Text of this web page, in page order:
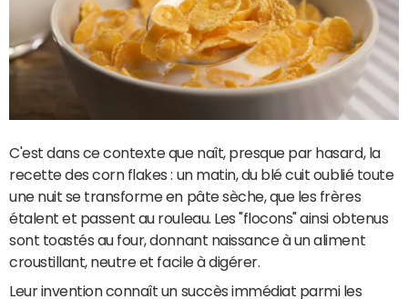
C'est dans ce contexte que naît, presque par hasard, la
recette des corn flakes : un matin, du blé cuit oublié toute
une nuit se transforme en pâte sèche, que les frères
étalent et passent au rouleau. Les "flocons" ainsi obtenus
sont toastés au four, donnant naissance à un aliment
croustillant, neutre et facile à digérer.
Leur invention connaît un succès immédiat parmi les